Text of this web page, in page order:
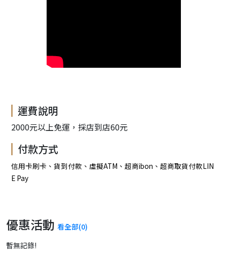
運費說明
2000元以上免運，採店到店60元
付款方式
信用卡刷卡、貨到付款、虛擬ATM、超商ibon、超商取貨付款LIN
E Pay
優惠活動看全部(0)
暫無記錄!